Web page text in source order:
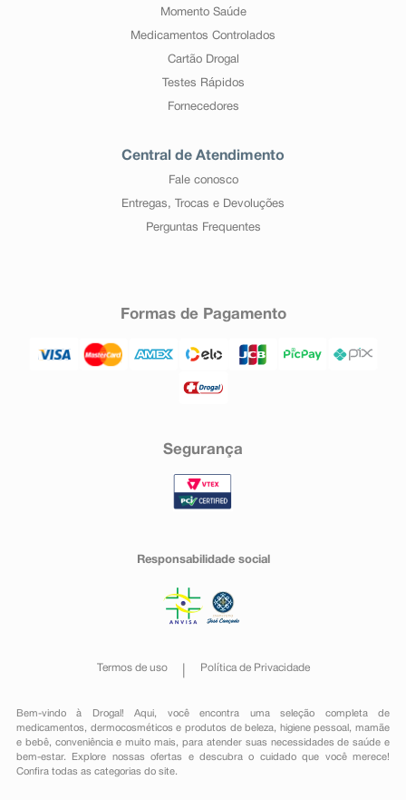
Momento Saúde
Medicamentos Controlados
Cartão Drogal
Testes Rápidos
Fornecedores
Central de Atendimento
Fale conosco
Entregas, Trocas e Devoluções
Perguntas Frequentes
Formas de Pagamento
Segurança
Responsabilidade social
Termos de uso Política de Privacidade
Bem-vindo à Drogal! Aqui, você encontra uma seleção completa de
medicamentos , dermocosméticos e produtos de beleza, higiene pessoal ,mamãe
e bebê, conveniênciae muito mais, para atender suas necessidades de saúde e
bem-estar. Explore nossas ofertas e descubra o cuidado que você merece!
Confira todas as categorias do site.